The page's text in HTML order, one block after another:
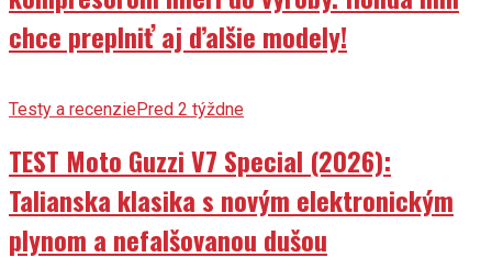
chce preplniť aj ďalšie modely!
Testy a recenziePred 2 týždne
TEST Moto Guzzi V7 Special (2026):
Talianska klasika s novým elektronickým
plynom a nefalšovanou dušou